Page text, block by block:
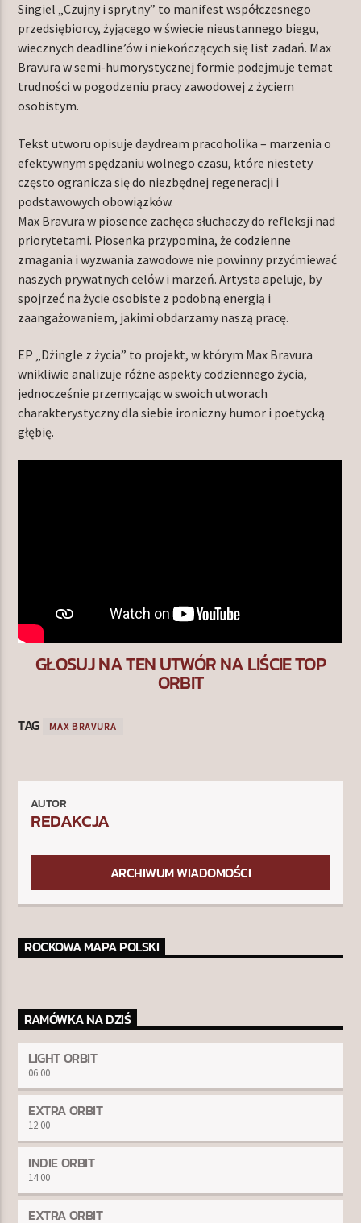
Radio Orbit
Singiel „Czujny i sprytny” to manifest współczesnego
przedsiębiorcy, żyjącego w świecie nieustannego biegu,
wiecznych deadline’ów i niekończących się list zadań. Max
Bravura w semi-humorystycznej formie podejmuje temat
trudności w pogodzeniu pracy zawodowej z życiem
osobistym.
Tekst utworu opisuje daydream pracoholika – marzenia o
efektywnym spędzaniu wolnego czasu, które niestety
często ogranicza się do niezbędnej regeneracji i
podstawowych obowiązków.
Max Bravura w piosence zachęca słuchaczy do refleksji nad
priorytetami. Piosenka przypomina, że codzienne
zmagania i wyzwania zawodowe nie powinny przyćmiewać
naszych prywatnych celów i marzeń. Artysta apeluje, by
spojrzeć na życie osobiste z podobną energią i
zaangażowaniem, jakimi obdarzamy naszą pracę.
EP „Dżingle z życia” to projekt, w którym Max Bravura
wnikliwie analizuje różne aspekty codziennego życia,
jednocześnie przemycając w swoich utworach
charakterystyczny dla siebie ironiczny humor i poetycką
głębię.
GŁOSUJ NA TEN UTWÓR NA LIŚCIE TOP
ORBIT
TAG MAX BRAVURA
AUTOR
REDAKCJA
ARCHIWUM WIADOMOŚCI
ROCKOWA MAPA POLSKI
RAMÓWKA NA DZIŚ
LIGHT ORBIT
06:00
EXTRA ORBIT
12:00
INDIE ORBIT
14:00
EXTRA ORBIT